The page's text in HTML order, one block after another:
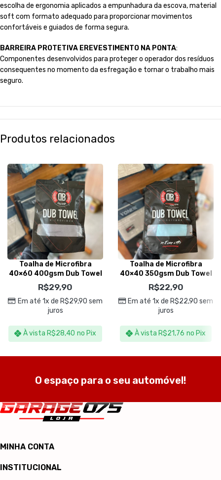
escolha de ergonomia aplicados a empunhadura da escova, material
soft com formato adequado para proporcionar movimentos
confortáveis e guiados de forma segura.
BARREIRA PROTETIVA EREVESTIMENTO NA PONTA:
Componentes desenvolvidos para proteger o operador dos resíduos
consequentes no momento da esfregação e tornar o trabalho mais
seguro.
Produtos relacionados
Toalha de Microfibra
40×60 400gsm Dub Towel
Cinza – Dub Boyz
R$29,90
Em até 1x de R$29,90 sem
juros
À vista R$28,40 no Pix
Toalha de Microfibra
40×40 350gsm Dub Towel
Azul – Dub Boyz
R$22,90
Em até 1x de R$22,90 sem
juros
À vista R$21,76 no Pix
O espaço para o seu automóvel!
MINHA CONTA
INSTITUCIONAL